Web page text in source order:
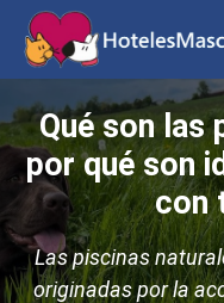
Qué son las
por qué son
con
Las piscinas
originadas por la